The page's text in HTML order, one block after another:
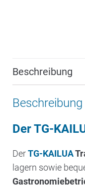
Beschreibung
Beschreibung
Der TG-
DerTG-KAILUA
lagern sowie